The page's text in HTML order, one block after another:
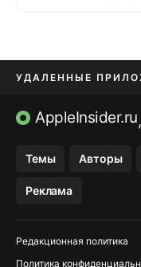
УДАЛЕННЫЕ
ПРИЛОЖЕНИЯ БЕЗ APP
AppleInsider.ru,
Темы Авторы
Реклама
Редакционная политика
Политика